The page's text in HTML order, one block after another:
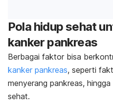
Pola hidup sehat
kanker pankreas
Berbagai faktor bisa
kanker pankreas, seperti
menyerang pankreas,
sehat.